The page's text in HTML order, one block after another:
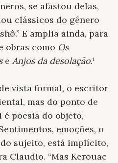
se afastou delas,
clássicos do gênero
E amplia ainda, para
obras como Os
e Anjos da desolação.¹
vista formal, o escritor
mas do ponto de
poesia do objeto,
emoções, o
sujeito, está implícito,
Claudio. “Mas Kerouac